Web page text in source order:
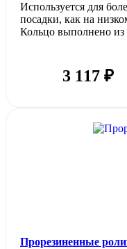
Используется для
посадки, как на
Кольцо выполнено
3 117 ₽
Прорезиненные